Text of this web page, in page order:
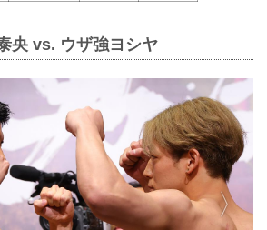
央 vs. ウザ強ヨシヤ